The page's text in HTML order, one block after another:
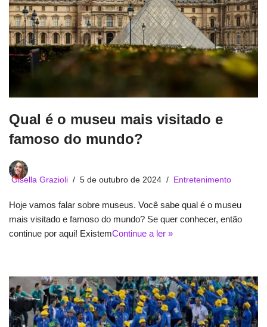
Qual é o museu mais visitado e
famoso do mundo?
Gisella Grazioli 5 de outubro de 2024 Entretenimento
Hoje vamos falar sobre museus. Você sabe qual é o museu
mais visitado e famoso do mundo? Se quer conhecer, então
continue por aqui! ExistemContinue a ler »